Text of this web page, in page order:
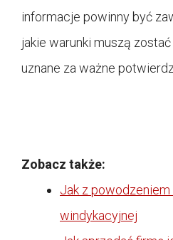
informacje powinny być
jakie warunki muszą zostać
uznane za ważne
Zobacz także:
Jak z powodzeniem
windykacyjnej